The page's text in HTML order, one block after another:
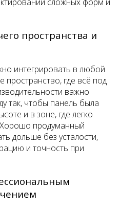
пространства и
интегрировать в любой
пространство, где всё под
важно
так, чтобы панель была
и в зоне, где легко
Хорошо продуманный
дольше без усталости,
и точность при